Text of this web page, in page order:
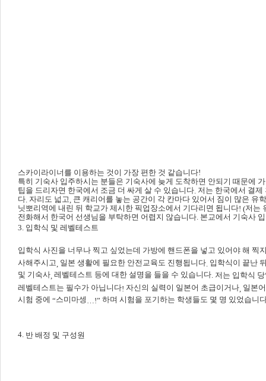
스카이라이너를 이용하는 것이 가장 편한 것 같습니다!
특히 기숙사 입주하시는 분들은 기숙사에 늦게 도착하면 안되기 때문에
팁을 드리자면 한국에서 조금 더 싸게 살 수 있습니다 저는 한국에서 결제
다 자리도 넓고 큰 캐리어를 놓는 공간이 각 칸마다 있어서 짐이 많은 유
닛뽀리역에 내린 뒤 학교가 제시한 픽업장소에서 기다리면 됩니다! (저는
전화해서 한국어 선생님을 부탁하면 어렵지 않습니다. 본교에서 기숙사
3. 입학식 및 레벨테스트
입학식 사진을 너무나 찍고 싶었는데 가방에 핸드폰을 넣고 있어야 해
사해주시고 일본 생활에 필요한 안전교육도 진행됩니다 입학식이 끝난
및 기숙사 레벨테스트 등에 대한 설명을 들을 수 있습니다. 저는 입학식
레벨테스트는 필수가 아닙니다! 자신의 실력이 일본어 초급이거나 일본
시험 중에 “스미마셍 …!” 하며 시험을 포기하는 학생들도 몇 명 있었습니
4. 반 배정 및 구성원